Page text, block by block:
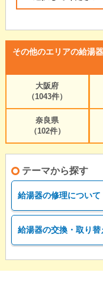
その他のエリアの給湯
大阪府
（1043件）
奈良県
（102件）
テーマから探す
給湯器の修理について
給湯器の交換・取り替